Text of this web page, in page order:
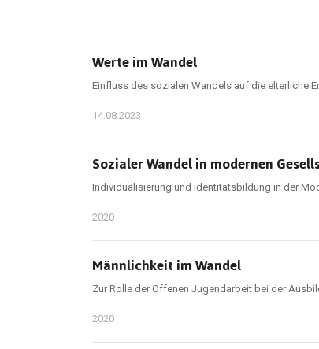
Werte im Wandel
Einfluss des sozialen Wandels auf die elterliche
14.08.2023
Sozialer Wandel in modernen
Individualisierung und Identitätsbildung in der
2020
Männlichkeit im Wandel
Zur Rolle der Offenen Jugendarbeit bei der
2020